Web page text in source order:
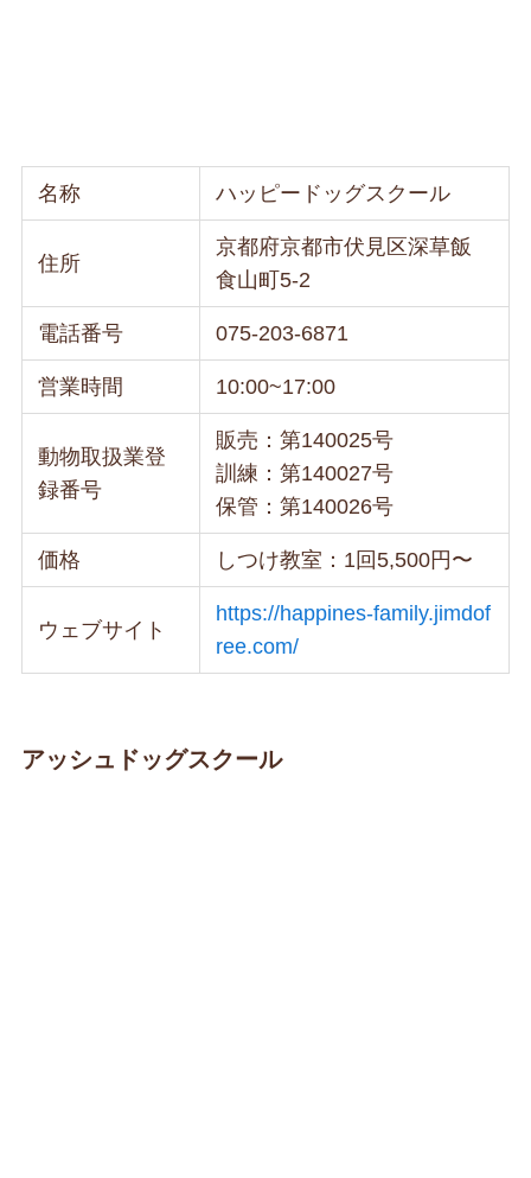
名称 ハッピードッグスクール
住所
京都府京都市伏見区深草飯
食山町5-2
電話番号 075-203-6871
営業時間 10:00~17:00
動物取扱業登
録番号
販売：第140025号
訓練：第140027号
保管：第140026号
価格 しつけ教室：1回5,500円〜
ウェブサイト
https://happines-family.jimdof
ree.com/
アッシュドッグスクール